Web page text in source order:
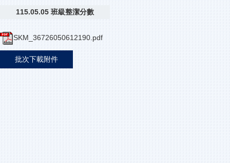
115.05.05 班級整潔分數
SKM_36726050612190.pdf
批次下載附件